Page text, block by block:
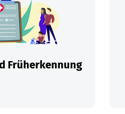
Früherkennung